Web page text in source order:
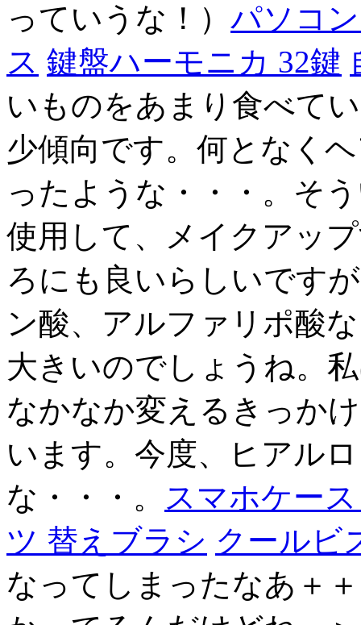
っていうな！） パソコ
ス 鍵盤ハーモニカ 32鍵
いものをあまり食べて
少傾向です。何となく
ったような・・・。そ
使用して、メイクアッ
ろにも良いらしいです
ン酸、アルファリポ酸
大きいのでしょうね。
なかなか変えるきっか
います。今度、ヒアル
な・・・。
スマホケース
ツ 替えブラシ クールビ
なってしまったなあ＋